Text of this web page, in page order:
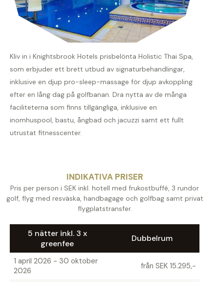
Kliv in i Knightsbrook Hotels prisbelönta Holistic Thai Spa,
som erbjuder ett brett utbud av signaturbehandlingar,
inklusive en djup pro-sleep-massage för djup avkoppling
efter en lång dag på golfbanan. Dra nytta av de många
faciliteterna som finns tillgängliga, inklusive en
inomhuspool, bastu, ångbad och jacuzzi samt ett fullt
utrustat fitnesscenter.
INDIKATIVA PRISER
Pris per person i SEK inkl. hotell med frukostbuffé, 3 rundor
golf, flyg med resväska, handbagage och golfbag samt privat
flygplatstransfer.
5 nätter inkl. 3 x
greenfee
Dubbelrum
1 april 2026 - 30 oktober
2026
från SEK 15.295,-